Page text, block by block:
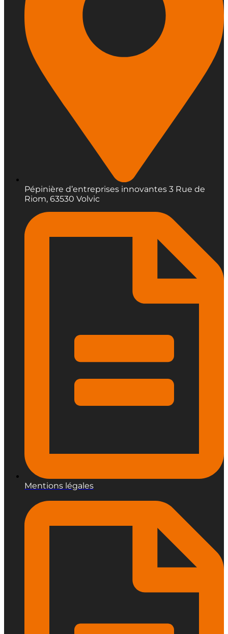
Pépinière d’entreprises innovantes 3 Rue de
Riom, 63530 Volvic
Mentions légales